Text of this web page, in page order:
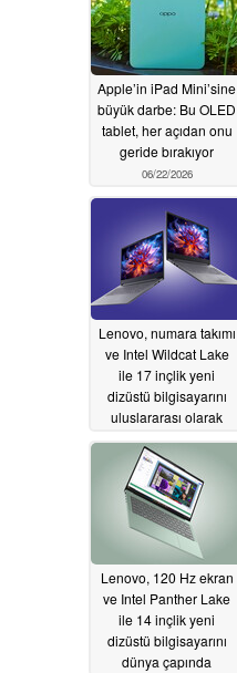
Apple’in iPad Mini’sine
büyük darbe: Bu OLED
tablet, her açıdan onu
geride bırakıyor
06/22/2026
Lenovo, numara takımı
ve Intel Wildcat Lake
ile 17 inçlik yeni
dizüstü bilgisayarını
uluslararası olarak
05/22/2026
Lenovo, 120 Hz ekran
ve Intel Panther Lake
ile 14 inçlik yeni
dizüstü bilgisayarını
dünya çapında